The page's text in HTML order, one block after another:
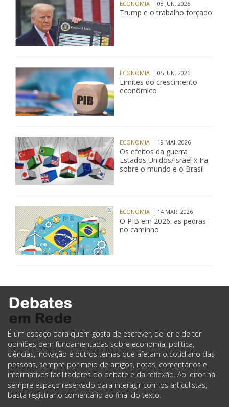
ECONOMIA | 08 JUN. 2026
Trump e o trabalho forçado
ECONOMIA | 05 JUN. 2026
Limites do crescimento
econômico
ECONOMIA | 19 MAI. 2026
Os efeitos da guerra
Estados Unidos/Israel x Irã
sobre o mundo e o Brasil
ECONOMIA | 14 MAR. 2026
O PIB em 2026: as pedras
no caminho
É um espaço para quem gosta de escrever, de ler e de ter
opiniões bem fundamentadas sobre economia, política,
ciências, inovação e outros temas que afetam o cotidiano das
pessoas, sempre por meio de artigos, notas, comentários e
informativos facilitadores do debate e da reflexão. Ao leitor há
sempre espaço reservado para interagir com os articulistas,
basta registrar o comentário ao final do texto.